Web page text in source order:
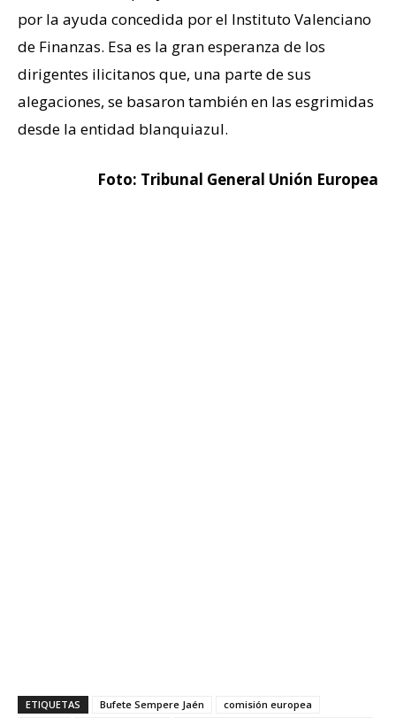
por la ayuda concedida por el Instituto Valenciano
de Finanzas. Esa es la gran esperanza de los
dirigentes ilicitanos que, una parte de sus
alegaciones, se basaron también en las esgrimidas
desde la entidad blanquiazul.
Foto: Tribunal General Unión Europea
ETIQUETAS Bufete Sempere Jaén
comisión europea